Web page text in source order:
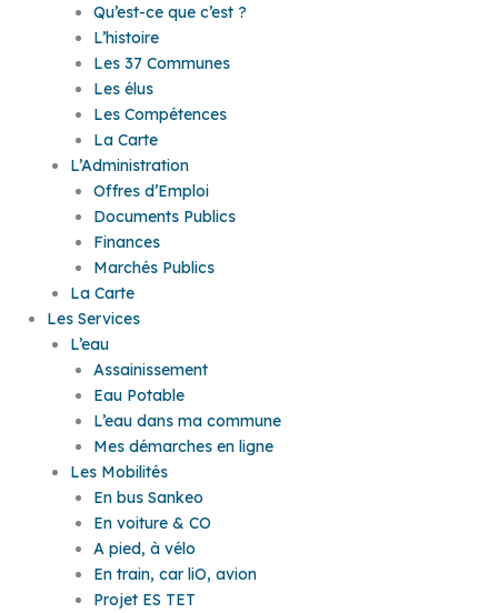
Qu’est-ce que c’est ?
L’histoire
Les 37 Communes
Les élus
Les Compétences
La Carte
L’Administration
Offres d’Emploi
Documents Publics
Finances
Marchés Publics
La Carte
Les Services
L’eau
Assainissement
Eau Potable
L’eau dans ma commune
Mes démarches en ligne
Les Mobilités
En bus Sankeo
En voiture & CO
A pied, à vélo
En train, car liO, avion
Projet ES TET